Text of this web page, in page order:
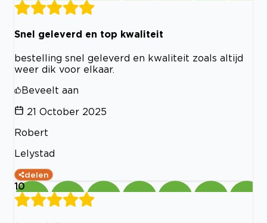
Snel geleverd en top kwaliteit
bestelling snel geleverd en kwaliteit zoals altijd
weer dik voor elkaar.
Beveelt aan
21 October 2025
Robert
Lelystad
delen
10